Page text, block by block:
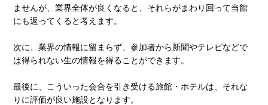
ませんが、業界全体が良くなると、それらがまわり回って当館
にも返ってくると考えます。
次に、業界の情報に留まらず、参加者から新聞やテレビなどで
は得られない生の情報を得ることができます。
最後に、こういった会合を引き受ける旅館・ホテルは、それな
りに評価が良い施設となります。